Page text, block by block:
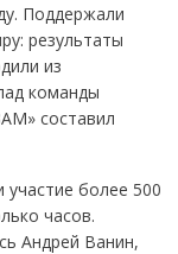
Поддержали
результаты
из
команды
составил
более 500
часов.
Андрей Ванин,